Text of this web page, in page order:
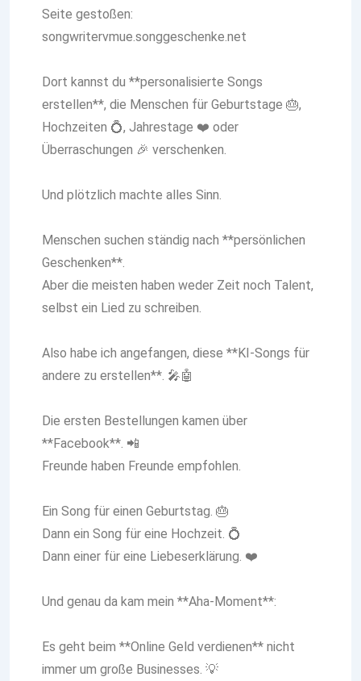
Seite gestoßen:
songwritervmue.songgeschenke.net
Dort kannst du **personalisierte Songs
erstellen**, die Menschen für Geburtstage 🎂,
Hochzeiten 💍, Jahrestage ❤️ oder
Überraschungen 🎉 verschenken.
Und plötzlich machte alles Sinn.
Menschen suchen ständig nach **persönlichen
Geschenken**.
Aber die meisten haben weder Zeit noch Talent,
selbst ein Lied zu schreiben.
Also habe ich angefangen, diese **KI-Songs für
andere zu erstellen**. 🎤🤖
Die ersten Bestellungen kamen über
**Facebook**. 📲
Freunde haben Freunde empfohlen.
Ein Song für einen Geburtstag. 🎂
Dann ein Song für eine Hochzeit. 💍
Dann einer für eine Liebeserklärung. ❤️
Und genau da kam mein **Aha-Moment**:
Es geht beim **Online Geld verdienen** nicht
immer um große Businesses. 💡